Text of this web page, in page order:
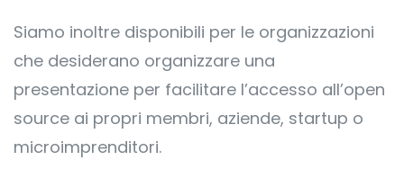
Siamo inoltre disponibili per le organizzazioni
che desiderano organizzare una
presentazione per facilitare l’accesso all’open
source ai propri membri, aziende, startup o
microimprenditori.